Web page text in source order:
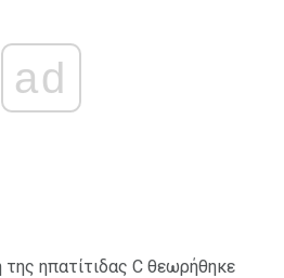
ad
ηπατίτιδας C θεωρήθηκε